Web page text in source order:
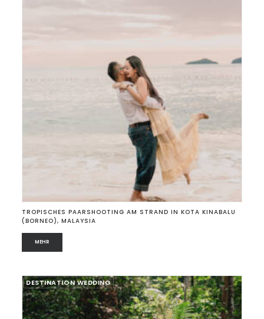
TROPISCHES PAARSHOOTING AM STRAND IN KOTA KINABALU
(BORNEO), MALAYSIA
MEHR
DESTINATION WEDDING